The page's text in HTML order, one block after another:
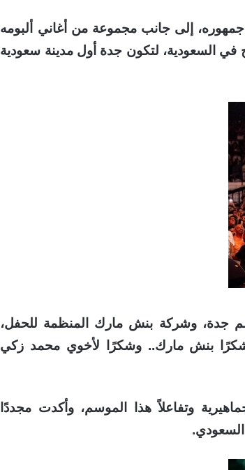
إلى جانب مجموعة من أغاني ألبومه
في السعودية، لتكون جدة أول مدينة سعودية
جدة، وشركة بنش مارك المنظمة للحفل،
بنش مارك.. وشكرًا لأخوي محمد زكي
وتفاعلاً هذا الموسم، وأكدت مجددًا
السعودي.